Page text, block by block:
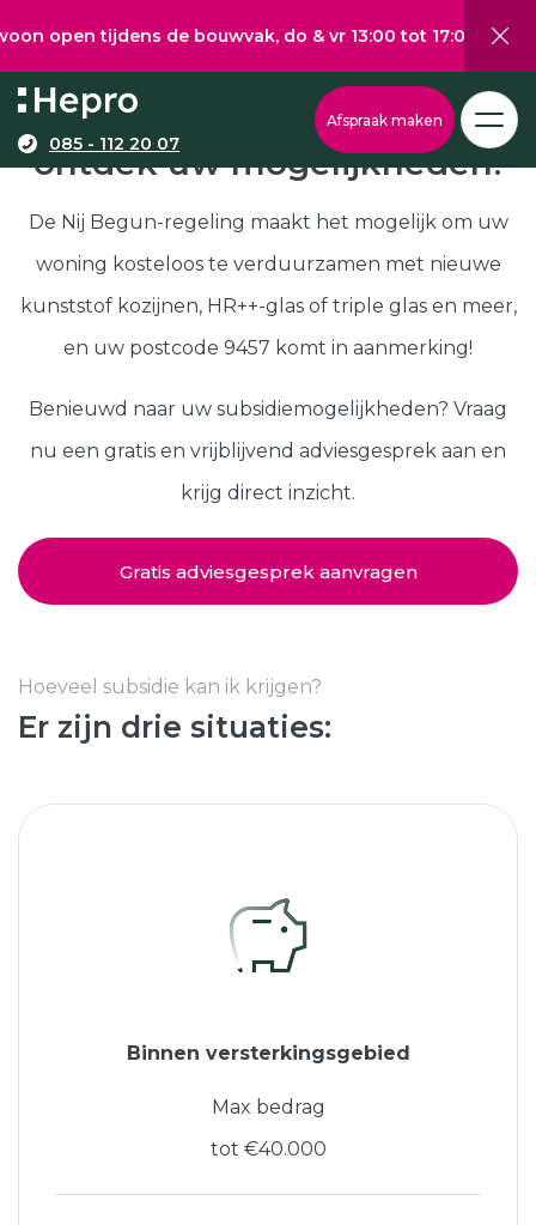
tijdens de bouwvak, do & vr 13:00 tot 17:00, za 10:00
085 - 112 20 07
Afspraak maken
Nij Begun subsidie in 9457,
ontdek uw mogelijkheden!
De Nij Begun-regeling maakt het mogelijk om uw
woning kosteloos te verduurzamen met nieuwe
kunststof kozijnen, HR++-glas of triple glas en meer,
en uw postcode 9457 komt in aanmerking!
Benieuwd naar uw subsidiemogelijkheden? Vraag
nu een gratis en vrijblijvend adviesgesprek aan en
krijg direct inzicht.
Gratis adviesgesprek aanvragen
Hoeveel subsidie kan ik krijgen?
Er zijn drie situaties:
Binnen versterkingsgebied
Max bedrag
tot €40.000
Wat wilt u graag verduurzamen?
Via onze configurator berekent u eenvoudig een
richtprijs voor uw kunststof kozijnen, -deuren, of
schuifpuien.
Samenstellen
Deuren
Schuifpuien
Kunststof kozijnen
Kunststof deuren
Kunststof schuifpuien
Isolatie
Klantenservice
Hepro
Subsidies
SHOWROOM BEZOEKEN